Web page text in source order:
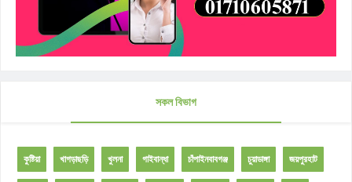
সকল বিভাগ
কুষ্টিয়া খাগড়াছড়ি খুলনা গাইবান্ধা চাঁপাইনবাবগঞ্জ চুয়াডাঙ্গা জয়পুরহাট